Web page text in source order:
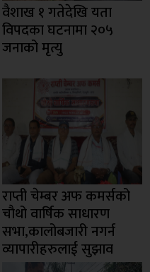
वैशाख १ गतेदेखि यता
विपदका घटनामा २०५
जनाको मृत्यु
राप्ती चेम्बर अफ कमर्सको
चाैथो वार्षिक साधारण
सभा,कालोबजारी नगर्न
व्यापारीहरुलाई सुझाव